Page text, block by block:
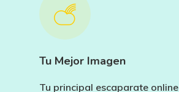
Tu Mejor Imagen
Tu principal escaparate online